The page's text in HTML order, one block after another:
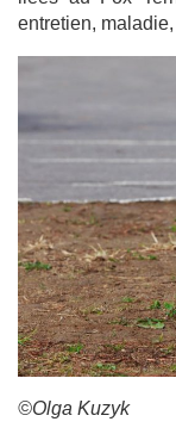
entretien,
©Olga Kuzyk